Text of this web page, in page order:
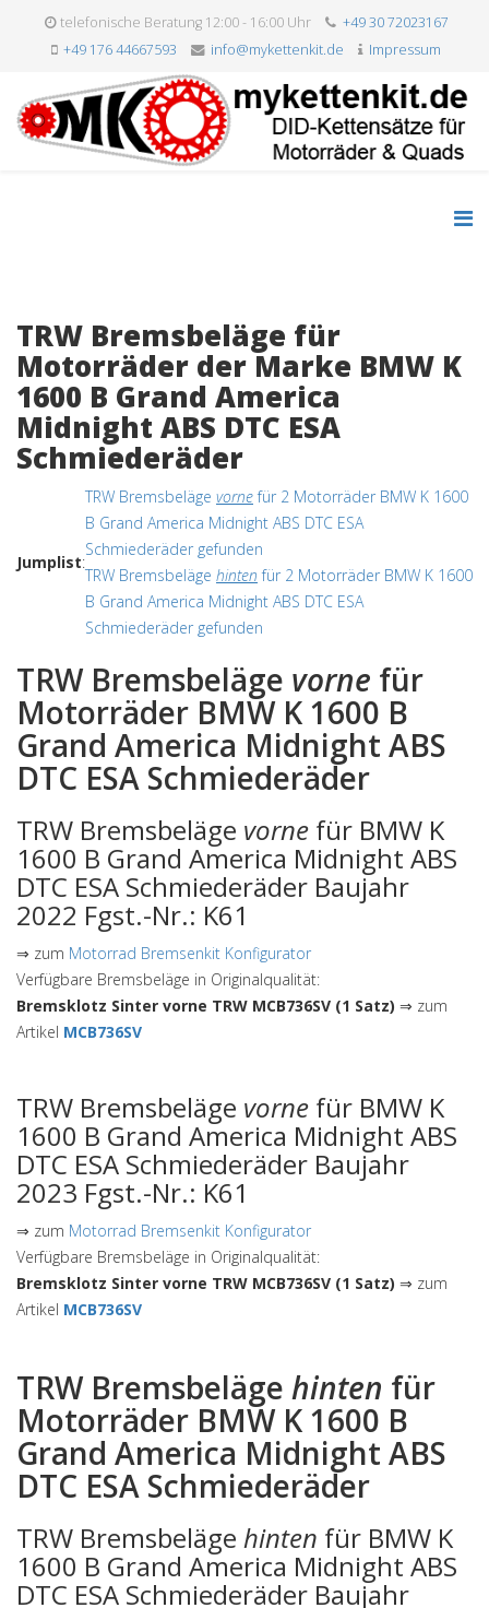
telefonische Beratung 12:00 - 16:00 Uhr
+49 30 72023167
+49 176 44667593
info@mykettenkit.de Impressum
TRW Bremsbeläge für
Motorräder der Marke BMW K
1600 B Grand America
Midnight ABS DTC ESA
Schmiederäder
Jumplist:
TRW Bremsbeläge vornefür 2 Motorräder BMW K 1600
B Grand America Midnight ABS DTC ESA
Schmiederäder gefunden
TRW Bremsbeläge hinten für 2 Motorräder BMW K 1600
B Grand America Midnight ABS DTC ESA
Schmiederäder gefunden
TRW Bremsbeläge vorne für
Motorräder BMW K 1600 B
Grand America Midnight ABS
DTC ESA Schmiederäder
TRW Bremsbeläge vorne für BMW K
1600 B Grand America Midnight ABS
DTC ESA Schmiederäder Baujahr
2022 Fgst.-Nr.: K61
⇒ zum Motorrad Bremsenkit Konfigurator
Verfügbare Bremsbeläge in Originalqualität:
Bremsklotz Sinter vorne TRW MCB736SV (1 Satz) ⇒ zum
Artikel MCB736SV
TRW Bremsbeläge vorne für BMW K
1600 B Grand America Midnight ABS
DTC ESA Schmiederäder Baujahr
2023 Fgst.-Nr.: K61
⇒ zum Motorrad Bremsenkit Konfigurator
Verfügbare Bremsbeläge in Originalqualität:
Bremsklotz Sinter vorne TRW MCB736SV (1 Satz) ⇒ zum
Artikel MCB736SV
TRW Bremsbeläge hinten für
Motorräder BMW K 1600 B
Grand America Midnight ABS
DTC ESA Schmiederäder
TRW Bremsbeläge hinten für BMW K
1600 B Grand America Midnight ABS
DTC ESA Schmiederäder Baujahr